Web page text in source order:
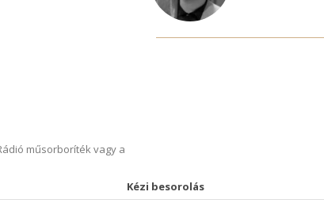
műsorboríték vagy a
Kézi besorolás